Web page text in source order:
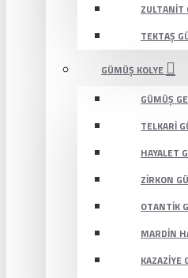
ZULTANIT
TEKTAŞ
GÜMÜŞ KOLYE
GÜMÜŞ
TELKARI
HAYALET
ZIRKON
OTANTIK
MARDIN
KAZAZIYE